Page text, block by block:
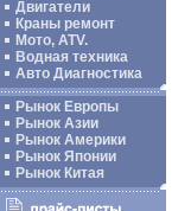
Двигатели
Краны ремонт
Мото, ATV.
Водная техника
Авто Диагностика
Рынок Европы
Рынок Азии
Рынок Америки
Рынок Японии
Рынок Китая